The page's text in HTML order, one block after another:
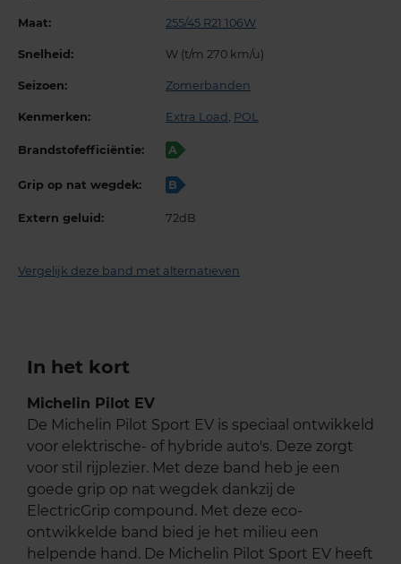
Maat: 255/45 R21 106W
Snelheid: W (t/m 270 km/u)
Seizoen: Zomerbanden
Kenmerken: Extra Load , POL
Brandstofefficiëntie: A
Grip op nat wegdek: B
Extern geluid: 72dB
Vergelijk deze band met alternatieven
In het kort
Michelin Pilot EV
De Michelin Pilot Sport EV is speciaal ontwikkeld
voor elektrische- of hybride auto's. Deze zorgt
voor stil rijplezier. Met deze band heb je een
goede grip op nat wegdek dankzij de
ElectricGrip compound. Met deze eco-
ontwikkelde band bied je het milieu een
helpende hand. De Michelin Pilot Sport EV heeft